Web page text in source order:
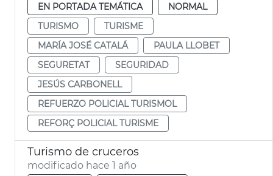
EN PORTADA TEMÁTICA
NORMAL
TURISMO
TURISME
MARÍA JOSÉ CATALÁ
PAULA LLOBET
SEGURETAT
SEGURIDAD
JESÚS CARBONELL
REFUERZO POLICIAL TURISMOL
REFORÇ POLICIAL TURISME
Turismo de cruceros
modificado hace 1 año